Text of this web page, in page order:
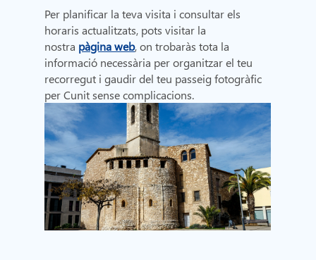
Per planificar la teva visita i consultar els
horaris actualitzats, pots visitar la
nostra pàgina web, on trobaràs tota la
informació necessària per organitzar el teu
recorregut i gaudir del teu passeig fotogràfic
per Cunit sense complicacions.